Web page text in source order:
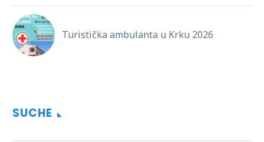
Turistička ambulanta u Krku 2026
SUCHE